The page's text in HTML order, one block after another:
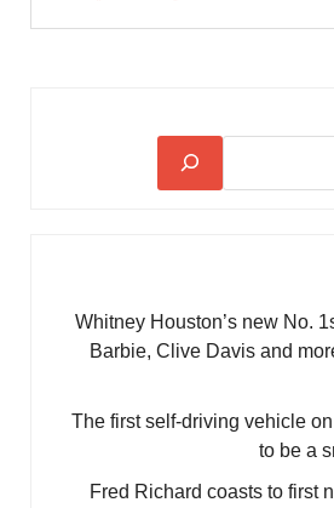
Whitney Houston’s new No.
Barbie, Clive Davis and
The first self-driving vehicle
to be a
Fred Richard coasts to first